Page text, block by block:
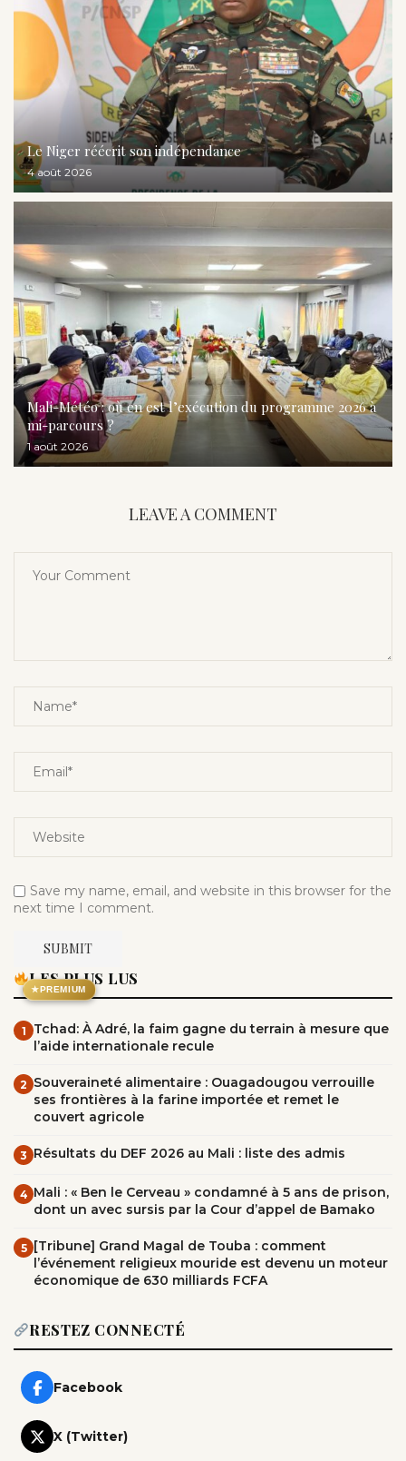
Le Niger réécrit son indépendance
4 août 2026
Mali-Météo : où en est l’exécution du programme 2026 à
mi-parcours ?
1 août 2026
LEAVE A COMMENT
Save my name, email, and website in this browser for the
next time I comment.
★PREMIUM
LES PLUS LUS
1
Tchad: À Adré, la faim gagne du terrain à mesure que
l’aide internationale recule
2 Souveraineté alimentaire : Ouagadougou verrouille
ses frontières à la farine importée et remet le
couvert agricole
3 Résultats du DEF 2026 au Mali : liste des admis
4 Mali : « Ben le Cerveau » condamné à 5 ans de prison,
dont un avec sursis par la Cour d’appel de Bamako
5 [Tribune] Grand Magal de Touba : comment
l’événement religieux mouride est devenu un moteur
économique de 630 milliards FCFA
RESTEZ CONNECTÉ
Facebook
X (Twitter)